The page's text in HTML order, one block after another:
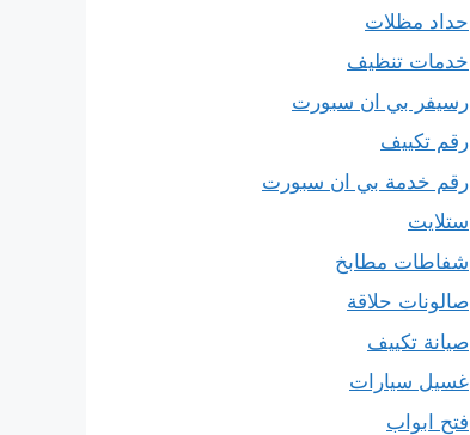
حداد مظلات
خدمات تنظيف
رسيفر بي ان سبورت
رقم تكييف
رقم خدمة بي ان سبورت
ستلايت
شفاطات مطابخ
صالونات حلاقة
صيانة تكييف
غسيل سيارات
فتح ابواب